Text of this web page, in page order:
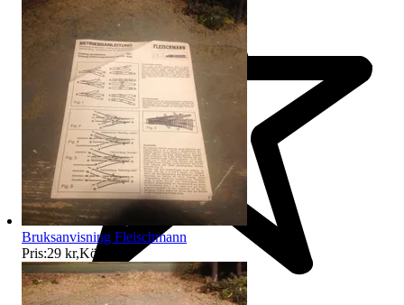
Bruksanvisning Fleischmann
Pris:29 kr,Köp nu